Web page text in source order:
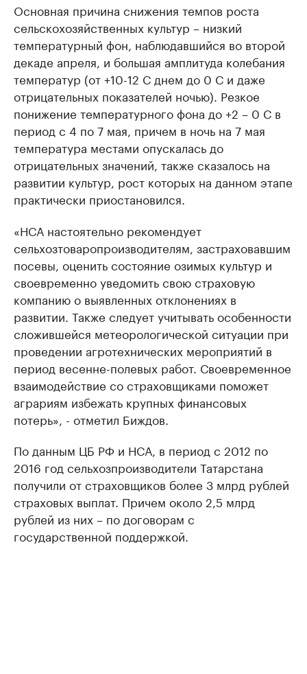
Основная причина снижения темпов роста
сельскохозяйственных культур – низкий
температурный фон, наблюдавшийся во второй
декаде апреля, и большая амплитуда колебания
температур (от +10-12 С днем до 0 С и даже
отрицательных показателей ночью). Резкое
понижение температурного фона до +2 – 0 С в
период с 4 по 7 мая, причем в ночь на 7 мая
температура местами опускалась до
отрицательных значений, также сказалось на
развитии культур, рост которых на данном этапе
практически приостановился.
«НСА настоятельно рекомендует
сельхозтоваропроизводителям, застраховавшим
посевы, оценить состояние озимых культур и
своевременно уведомить свою страховую
компанию о выявленных отклонениях в
развитии. Также следует учитывать особенности
сложившейся метеорологической ситуации при
проведении агротехнических мероприятий в
период весенне-полевых работ. Своевременное
взаимодействие со страховщиками поможет
аграриям избежать крупных финансовых
потерь», - отметил Биждов.
По данным ЦБ РФ и НСА, в период с 2012 по
2016 год сельхозпроизводители Татарстана
получили от страховщиков более 3 млрд рублей
страховых выплат. Причем около 2,5 млрд
рублей из них – по договорам с
государственной поддержкой.